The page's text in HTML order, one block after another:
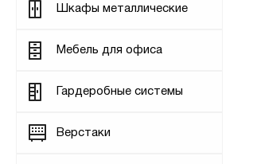
Шкафы металлические
Мебель для офиса
Гардеробные системы
Верстаки